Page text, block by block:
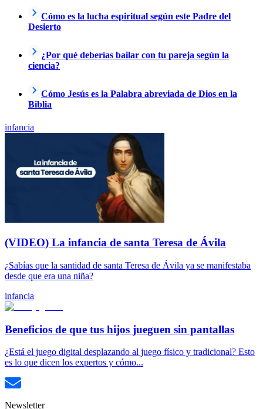
Cómo es la lucha espiritual según este Padre del
Desierto
¿Por qué deberías bailar con tu pareja según la
ciencia?
Cómo Jesús es la Palabra abreviada de Dios en la
Biblia
infancia
(VIDEO) La infancia de santa Teresa de Ávila
¿Sabías que la santidad de santa Teresa de Ávila ya se manifestaba
desde que era una niña?
infancia
Beneficios de que tus hijos jueguen sin pantallas
¿Está el juego digital desplazando al juego físico y tradicional? Esto
es lo que dicen los expertos y cómo...
Newsletter